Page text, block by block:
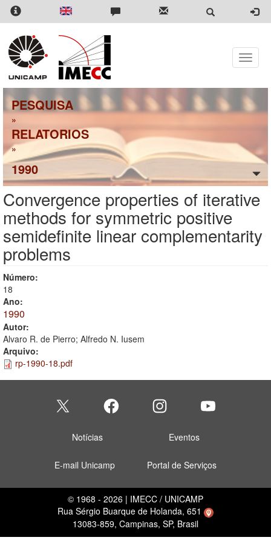
Pular
para
conteúdo
principal
Toggle
PESQUISA
»
RELATORIOS
»
1990
Convergence properties of iterative
methods for symmetric positive
semidefinite linear complementarity
problems
Número:
18
Ano:
1990
Autor:
Alvaro R. de Pierro; Alfredo N. Iusem
Arquivo:
rp-1990-18.pdf
Notícias Eventos
E-mail Unicamp Portal de Serviços
© 1968 - 2026 | IMECC / UNICAMP
Rua Sérgio Buarque de Holanda, 651
13083-859, Campinas, SP, Brasil